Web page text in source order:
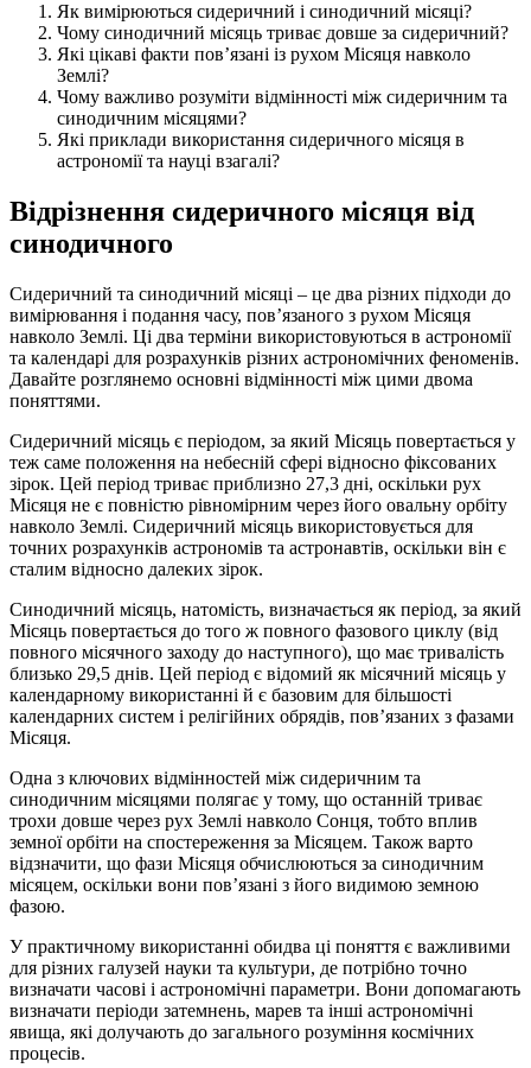
Як вимірюються сидеричний і синодичний місяці?
Чому синодичний місяць триває довше за сидеричний?
Які цікаві факти пов’язані із рухом Місяця навколо
Землі?
Чому важливо розуміти відмінності між сидеричним та
синодичним місяцями?
Які приклади використання сидеричного місяця в
астрономії та науці взагалі?
Відрізнення сидеричного місяця від
синодичного
Сидеричний та синодичний місяці – це два різних підходи до
вимірювання і подання часу, пов’язаного з рухом Місяця
навколо Землі. Ці два терміни використовуються в астрономії
та календарі для розрахунків різних астрономічних феноменів.
Давайте розглянемо основні відмінності між цими двома
поняттями.
Сидеричний місяць є періодом, за який Місяць повертається у
теж саме положення на небесній сфері відносно фіксованих
зірок. Цей період триває приблизно 27,3 дні, оскільки рух
Місяця не є повністю рівномірним через його овальну орбіту
навколо Землі. Сидеричний місяць використовується для
точних розрахунків астрономів та астронавтів, оскільки він є
сталим відносно далеких зірок.
Синодичний місяць, натомість, визначається як період, за який
Місяць повертається до того ж повного фазового циклу (від
повного місячного заходу до наступного), що має тривалість
близько 29,5 днів. Цей період є відомий як місячний місяць у
календарному використанні й є базовим для більшості
календарних систем і релігійних обрядів, пов’язаних з фазами
Місяця.
Одна з ключових відмінностей між сидеричним та
синодичним місяцями полягає у тому, що останній триває
трохи довше через рух Землі навколо Сонця, тобто вплив
земної орбіти на спостереження за Місяцем. Також варто
відзначити, що фази Місяця обчислюються за синодичним
місяцем, оскільки вони пов’язані з його видимою земною
фазою.
У практичному використанні обидва ці поняття є важливими
для різних галузей науки та культури, де потрібно точно
визначати часові і астрономічні параметри. Вони допомагають
визначати періоди затемнень, марев та інші астрономічні
явища, які долучають до загального розуміння космічних
процесів.